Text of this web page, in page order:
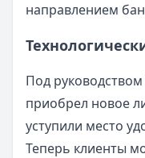
направлением
Под
приобрел новое
уступили место
Теперь клиенты